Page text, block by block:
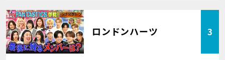
ロンドンハーツ 3